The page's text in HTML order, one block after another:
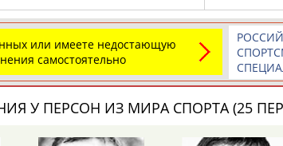
или имеете недостающую
самостоятельно
У ПЕРСОН ИЗ МИРА СПОРТА (25